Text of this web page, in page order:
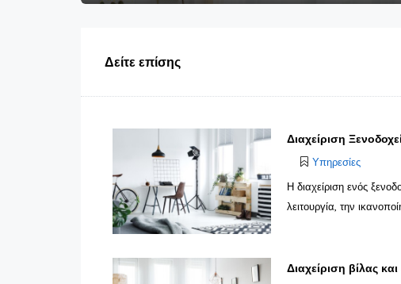
Δείτε επίσης
Διαχείριση
Υπηρεσίες
Η διαχείριση ενός
λειτουργία, την
Διαχείριση βίλας